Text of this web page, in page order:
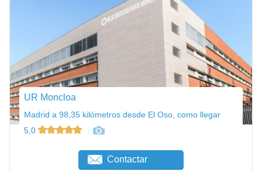
UR Moncloa
Madrid a 98,35 kilómetros desde El Oso, como llegar
5,0
Contactar